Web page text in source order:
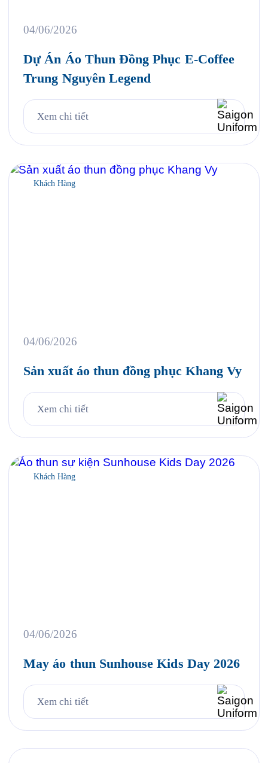
04/06/2026
Dự Án Áo Thun Đồng Phục E-Coffee
Trung Nguyên Legend
Xem chi tiết
Khách Hàng
04/06/2026
Sản xuất áo thun đồng phục Khang Vy
Xem chi tiết
Khách Hàng
04/06/2026
May áo thun Sunhouse Kids Day 2026
Xem chi tiết